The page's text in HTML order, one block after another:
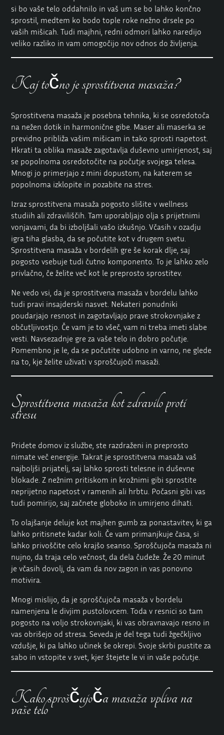
si bo vaše telo oddahnilo in vaš um se bo lahko končno
sprostil, medtem ko bodo tople roke nežno drsele po
vaših mišicah. Tudi majhni, redni odmori lahko naredijo
veliko razliko in vam omogočijo nov odnos do življenja.
Kaj točno je sprostitvena masaža?
Sprostitvena masaža je posebna tehnika, ki se osredotoča
na nežen dotik in harmonične gibe. Maser ali maserka se
previdno približa vašim mišicam in tako sprosti napetost.
Hkrati ta oblika masaže zagotavlja duševno umirjenost, saj
se popolnoma osredotočite na počutje svojega telesa.
Mnogi jo primerjajo z mini dopustom, na katerem se
popolnoma izklopite in pozabite na stres.
Izraz sprostitvena masaža pogosto slišite v wellness
studiih ali zdraviliščih. Tam uporabljajo olja s prijetnimi
vonjavami, da bi izboljšali vašo izkušnjo. Včasih v ozadju
igra tiha glasba, da se počutite kot v drugem svetu.
Sprostitvena masaža v bordelih gre še korak dlje, saj
pogosto vsebuje tudi čutno komponento. To je lahko zelo
privlačno, če želite več kot le preprosto sprostitev.
Ne vedo vsi, da je sprostitvena masaža v bordelu lahko
tudi pravi insajderski nasvet. Nekateri ponudniki
poudarjajo resnost in zagotavljajo prave strokovnjake z
občutljivostjo. Če vam je to všeč, vam ni treba imeti slabe
vesti. Navsezadnje gre za vaše telo in dobro počutje.
Pomembno je le, da se počutite udobno in varno, ne glede
na to, kje želite uživati v sproščujoči masaži.
Sprostitvena masaža kot zdravilo proti
stresu
Pridete domov iz službe, ste razdraženi in preprosto
nimate več energije. Takrat je sprostitvena masaža vaš
najboljši prijatelj, saj lahko sprosti telesne in duševne
blokade. Z nežnim pritiskom in krožnimi gibi sprostite
neprijetno napetost v ramenih ali hrbtu. Počasni gibi vas
tudi pomirijo, saj začnete globoko in umirjeno dihati.
To olajšanje deluje kot majhen gumb za ponastavitev, ki ga
lahko pritisnete kadar koli. Če vam primanjkuje časa, si
lahko privoščite celo krajšo seanso. Sproščujoča masaža ni
nujno, da traja celo večnost, da dela čudeže. Že 20 minut
je včasih dovolj, da vam da nov zagon in vas ponovno
motivira.
Mnogi mislijo, da je sproščujoča masaža v bordelu
namenjena le divjim pustolovcem. Toda v resnici so tam
pogosto na voljo strokovnjaki, ki vas obravnavajo resno in
vas obrišejo od stresa. Seveda je del tega tudi žgečkljivo
vzdušje, ki pa lahko učinek še okrepi. Svoje skrbi pustite za
sabo in vstopite v svet, kjer štejete le vi in vaše počutje.
Kako sproščujoča masaža vpliva na
vaše telo